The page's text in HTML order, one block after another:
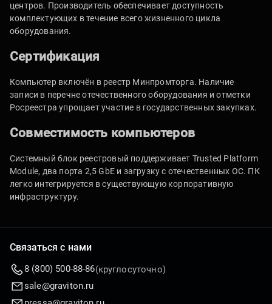
центров. Производитель обеспечивает доступность
комплектующих в течение всего жизненного цикла
оборудования.
Сертификация
Компьютер включён в реестр Минпромторга. Наличие
записи в перечне отечественного оборудования и отметки
Росреестра упрощает участие в государственных закупках.
Совместимость компьютеров
Системный блок реестровый поддерживает Trusted Platform
Module, два порта 2,5 GbE и загрузку с отечественных ОС. ПК
легко интегрируется в существующую корпоративную
инфраструктуру.
Связаться с нами
8 (800) 500-88-86(круглосуточно)
sale@graviton.ru